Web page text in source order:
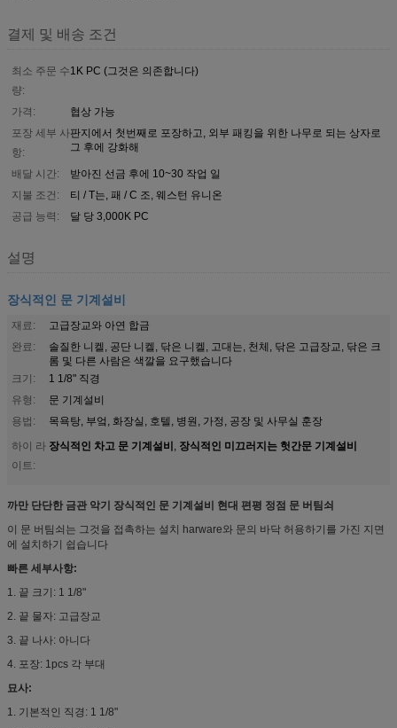
결제 및 배송 조건
최소 주문 수
량:
1K PC (그것은 의존합니다)
가격:
협상 가능
포장 세부 사
항:
판지에서 첫번째로 포장하고, 외부 패킹을 위한 나무로 되는 상자로
그 후에 강화해
배달 시간:
받아진 선금 후에 10~30 작업 일
지불 조건:
티 / T는, 패 / C 조, 웨스턴 유니온
공급 능력:
달 당 3,000K PC
설명
장식적인 문 기계설비
재료:
고급장교와 아연 합금
완료:
솔질한 니켈, 공단 니켈, 닦은 니켈, 고대는, 천체, 닦은 고급장교, 닦은 크
롬 및 다른 사람은 색깔을 요구했습니다
크기:
1 1/8" 직경
유형:
문 기계설비
용법:
목욕탕, 부엌, 화장실, 호텔, 병원, 가정, 공장 및 사무실 훈장
하이 라
이트:
장식적인 차고 문 기계설비, 장식적인 미끄러지는 헛간문 기계설비
까만 단단한 금관 악기 장식적인 문 기계설비 현대 편평 정점 문 버팀쇠
이 문 버팀쇠는 그것을 접촉하는 설치 harware와 문의 바닥 허용하기를 가진 지면
에 설치하기 쉽습니다
빠른 세부사항:
1. 끝 크기: 1 1/8"
2. 끝 물자: 고급장교
3. 끝 나사: 아니다
4. 포장: 1pcs 각 부대
묘사:
1. 기본적인 직경: 1 1/8"